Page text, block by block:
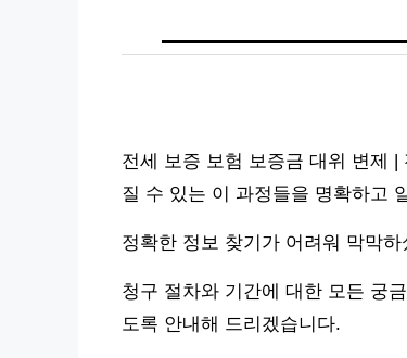
전세 보증 보험 보증금 대위 변제
질 수 있는 이 과정들을 명확하고
정확한 정보 찾기가 어려워 막막
청구 절차와 기간에 대한 모든 궁
도록 안내해 드리겠습니다.